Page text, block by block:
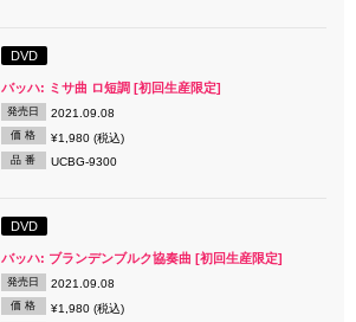
DVD
バッハ: ミサ曲 ロ短調 [初回生産限定]
発売日 2021.09.08
価 格 ¥1,980 (税込)
品 番 UCBG-9300
DVD
バッハ: ブランデンブルク協奏曲 [初回生産限定]
発売日 2021.09.08
価 格 ¥1,980 (税込)